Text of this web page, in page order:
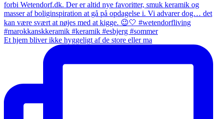
Et hjem bliver ikke hyggeligt af de store eller ma